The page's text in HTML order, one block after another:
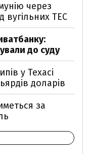
через
вугільних ТЕС
до суду
у Техасі
доларів
за